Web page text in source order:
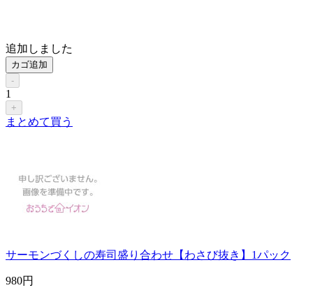
追加しました
カゴ追加
-
1
+
まとめて買う
サーモンづくしの寿司盛り合わせ【わさび抜き】1パック
980円